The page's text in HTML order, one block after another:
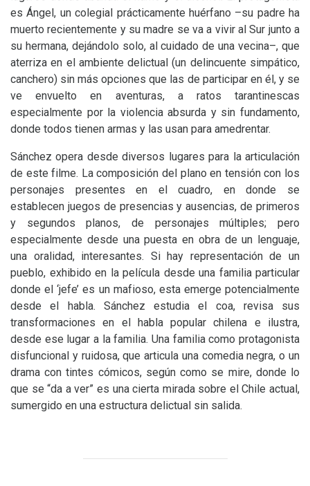
es Ángel, un colegial prácticamente huérfano –su padre ha
muerto recientemente y su madre se va a vivir al Sur junto a
su hermana, dejándolo solo, al cuidado de una vecina–, que
aterriza en el ambiente delictual (un delincuente simpático,
canchero) sin más opciones que las de participar en él, y se
ve envuelto en aventuras, a ratos tarantinescas
especialmente por la violencia absurda y sin fundamento,
donde todos tienen armas y las usan para amedrentar.
Sánchez opera desde diversos lugares para la articulación
de este filme. La composición del plano en tensión con los
personajes presentes en el cuadro, en donde se
establecen juegos de presencias y ausencias, de primeros
y segundos planos, de personajes múltiples; pero
especialmente desde una puesta en obra de un lenguaje,
una oralidad, interesantes. Si hay representación de un
pueblo, exhibido en la película desde una familia particular
donde el ‘jefe’ es un mafioso, esta emerge potencialmente
desde el habla. Sánchez estudia el coa, revisa sus
transformaciones en el habla popular chilena e ilustra,
desde ese lugar a la familia. Una familia como protagonista
disfuncional y ruidosa, que articula una comedia negra, o un
drama con tintes cómicos, según como se mire, donde lo
que se “da a ver” es una cierta mirada sobre el Chile actual,
sumergido en una estructura delictual sin salida.